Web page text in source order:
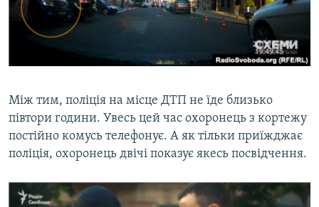
Між тим, поліція на місце ДТП не їде близько
півтори години. Увесь цей час охоронець з кортежу
постійно комусь телефонує. А як тільки приїжджає
поліція, охоронець двічі показує якесь посвідчення.